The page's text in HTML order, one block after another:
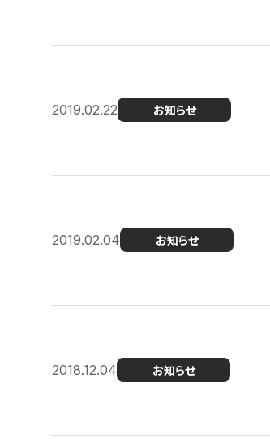
2019.02.22 お知らせ
2019.02.04 お知らせ
2018.12.04 お知らせ